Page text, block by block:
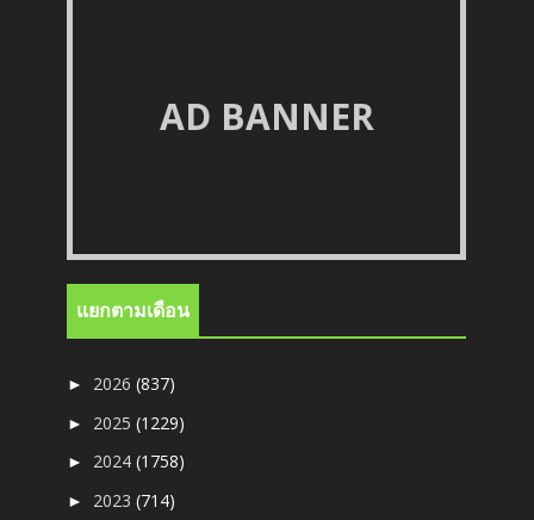
AD BANNER
แยกตามเดือน
► 2026(837)
► 2025(1229)
► 2024(1758)
► 2023(714)